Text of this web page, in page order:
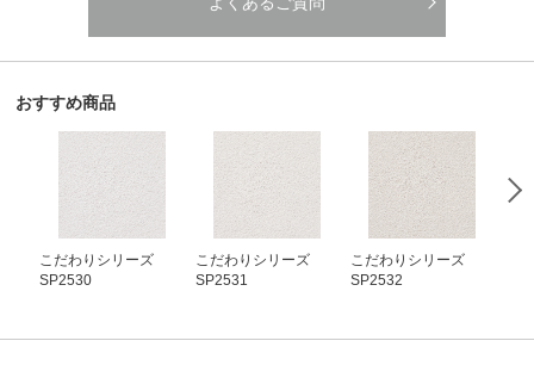
おすすめ商品
こだわりシリーズ
SP2530
こだわりシリーズ
SP2531
こだわりシリーズ
SP2532